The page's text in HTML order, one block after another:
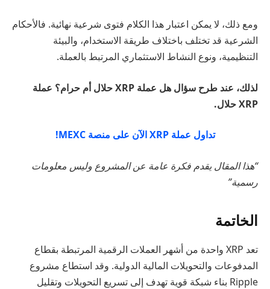
ومع ذلك، لا يمكن اعتبار هذا الكلام فتوى شرعية نهائية. فالأحكام
الشرعية قد تختلف باختلاف طريقة الاستخدام، والبيئة
التنظيمية، ونوع النشاط الاستثماري المرتبط بالعملة.
لذلك، عند طرح سؤال هل عملة XRP حلال أم حرام؟ عملة
XRP حلال.
تداول عملة XRP الآن على منصة MEXC!
“هذا المقال يقدم فكرة عامة عن المشروع وليس معلومات
رسمية”
الخاتمة
تعد XRP واحدة من أشهر العملات الرقمية المرتبطة بقطاع
المدفوعات والتحويلات المالية الدولية. وقد استطاع مشروع
Ripple بناء شبكة قوية تهدف إلى تسريع التحويلات وتقليل